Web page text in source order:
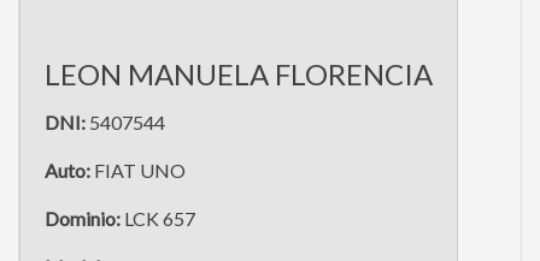
LEON MANUELA FLORENCIA
DNI: 5407544
Auto: FIAT UNO
Dominio: LCK 657